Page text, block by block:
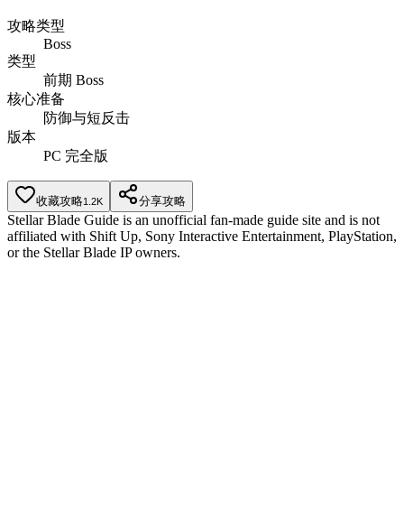
攻略类型
Boss
类型
前期 Boss
核心准备
防御与短反击
版本
PC 完全版
收藏攻略1.2K 分享攻略
Stellar Blade Guide is an unofficial fan-made guide site and is not
affiliated with Shift Up, Sony Interactive Entertainment, PlayStation,
or the Stellar Blade IP owners.